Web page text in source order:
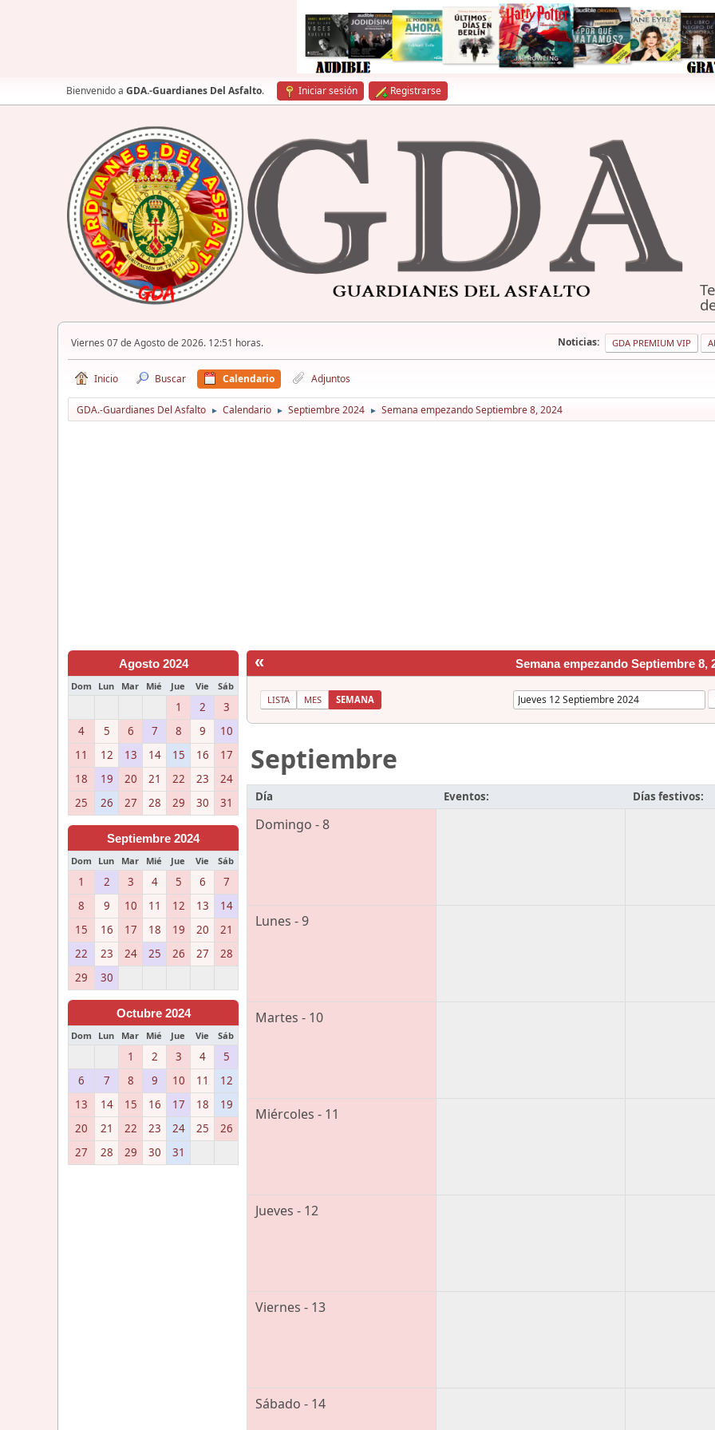
Bienvenido a GDA.-Guardianes Del Asfalto. Iniciar sesión Registrarse
Viernes 07 de Agosto de 2026. 12:51 horas. Noticias: GDA PREMIUM VIP
Inicio Buscar Calendario Adjuntos
GDA.-Guardianes Del Asfalto ► Calendario ► Septiembre 2024 ► Semana empezando Septiembre 8, 2024
Agosto 2024
Dom Lun Mar Mié Jue Vie Sáb
1 2
3
4
5 6 7 8 9
10
11
12 13 14 15 16
17
18
19 20 21 22 23
24
25
26 27 28 29 30 31
Septiembre 2024
Dom Lun Mar Mié Jue Vie Sáb
1 2 3 4 5 6
7
8
9 10 11 12 13
14
15
16 17 18 19 20
21
22
23 24 25 26 27
28
29
30
Octubre 2024
Dom Lun Mar Mié Jue Vie Sáb
1 2 3 4
5
6
7 8 9 10 11
12
13
14 15 16 17 18
19
20
21 22 23 24 25
26
27
28 29 30 31
« Semana empezando Septiembre 8,
LISTA MES SEMANA
Septiembre
Día Eventos: Días festivos:
Domingo - 8
Lunes - 9
Martes - 10
Miércoles - 11
Jueves - 12
Viernes - 13
Sábado - 14